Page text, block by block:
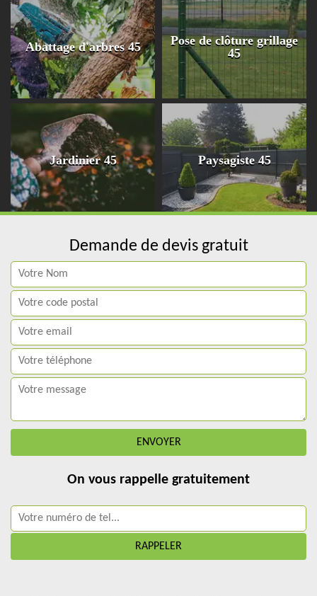
Abattage d'arbres 45
Pose de clôture grillage
45
Jardinier 45 Paysagiste 45
Demande de devis gratuit
On vous rappelle gratuitement